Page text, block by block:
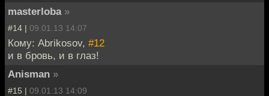
masterloba »
#14 | 09.01.13 14:07
Кому: Abrikosov, #12
и в бровь, и в глаз!
Anisman »
#15 | 09.01.13 14:09